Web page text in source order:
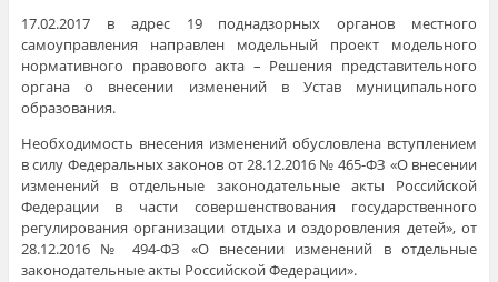
17.02.2017 в адрес 19 поднадзорных органов местного
самоуправления направлен модельный проект модельного
нормативного правового акта – Решения представительного
органа о внесении изменений в Устав муниципального
образования.
Необходимость внесения изменений обусловлена вступлением
в силу Федеральных законов от 28.12.2016 № 465-ФЗ «О внесении
изменений в отдельные законодательные акты Российской
Федерации в части совершенствования государственного
регулирования организации отдыха и оздоровления детей», от
28.12.2016 № 494-ФЗ «О внесении изменений в отдельные
законодательные акты Российской Федерации».